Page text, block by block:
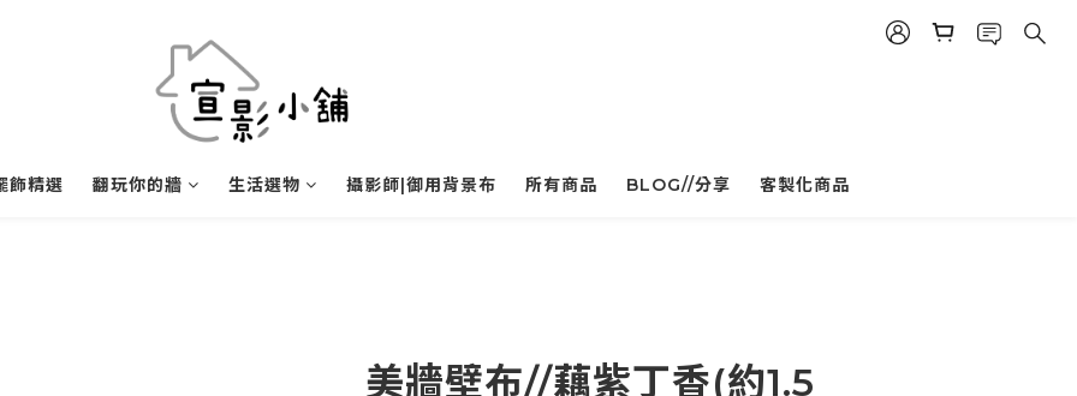
飾精選 翻玩你的牆 生活選物 攝影師|御用背景布 所有商品 BLOG//分享 客製化商品
美牆壁布//藕紫丁香(約1.5